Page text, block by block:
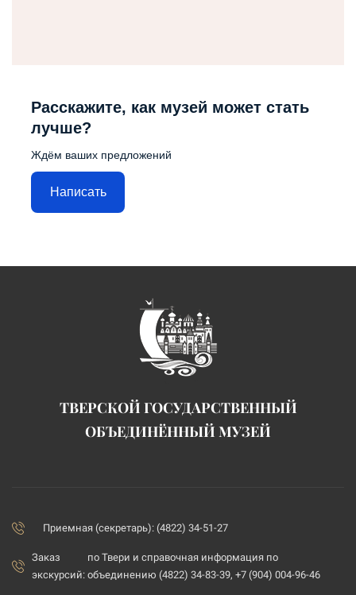
Расскажите, как музей может стать
лучше?
Ждём ваших предложений
Написать
ТВЕРСКОЙ ГОСУДАРСТВЕННЫЙ
ОБЪЕДИНЁННЫЙ МУЗЕЙ
Приемная (секретарь): (4822) 34-51-27
Заказ
экскурсий:
по Твери и справочная информация по
объединению (4822) 34-83-39, +7 (904) 004-96-46